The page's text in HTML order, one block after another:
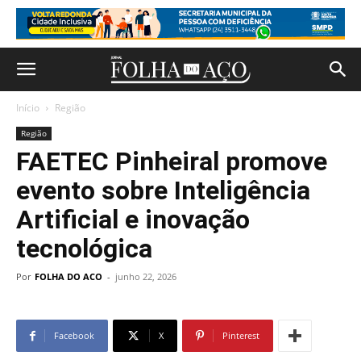
Início Região
Região
FAETEC Pinheiral promove
evento sobre Inteligência
Artificial e inovação
tecnológica
Por FOLHA DO ACO - junho 22, 2026
Facebook X Pinterest